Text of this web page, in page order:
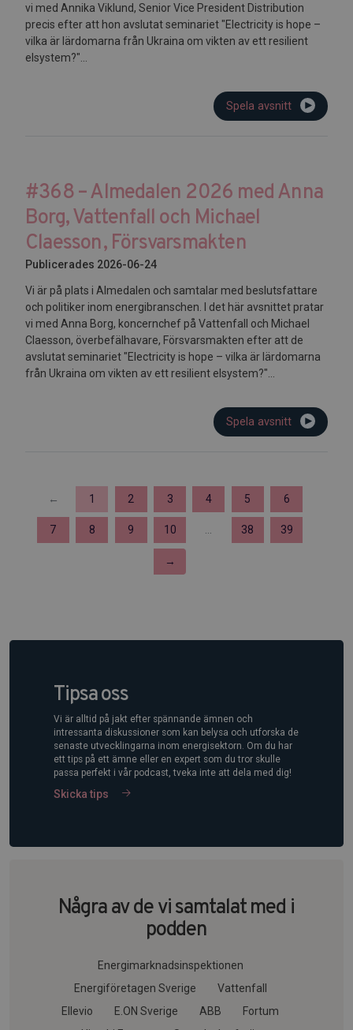
vi med Annika Viklund, Senior Vice President Distribution
precis efter att hon avslutat seminariet "Electricity is hope –
vilka är lärdomarna från Ukraina om vikten av ett resilient
elsystem?"...
Spela avsnitt
#368 – Almedalen 2026 med Anna
Borg, Vattenfall och Michael
Claesson, Försvarsmakten
Publicerades 2026-06-24
Vi är på plats i Almedalen och samtalar med beslutsfattare
och politiker inom energibranschen. I det här avsnittet pratar
vi med Anna Borg, koncernchef på Vattenfall och Michael
Claesson, överbefälhavare, Försvarsmakten efter att de
avslutat seminariet "Electricity is hope – vilka är lärdomarna
från Ukraina om vikten av ett resilient elsystem?"...
Spela avsnitt
← 1 2 3 4 5 6
7 8 9 10 ... 38 39
→
Tipsa oss
Vi är alltid på jakt efter spännande ämnen och
intressanta diskussioner som kan belysa och utforska de
senaste utvecklingarna inom energisektorn. Om du har
ett tips på ett ämne eller en expert som du tror skulle
passa perfekt i vår podcast, tveka inte att dela med dig!
Skicka tips
Några av de vi samtalat med i
podden
Energimarknadsinspektionen
Energiföretagen Sverige
Vattenfall
Ellevio
E.ON Sverige ABB
Fortum